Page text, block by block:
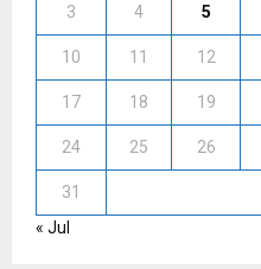
3 4 5
10 11 12
17 18 19
24 25 26
31
« Jul